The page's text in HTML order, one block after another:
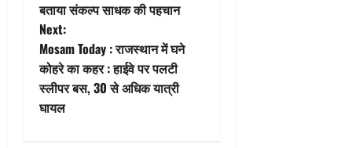
t
n
a
बताया संकल्प साधक की पहचान
Next:
Mosam Today : राजस्थान में घने
कोहरे का कहर : हाईवे पर पलटी
स्लीपर बस, 30 से अधिक यात्री
घायल